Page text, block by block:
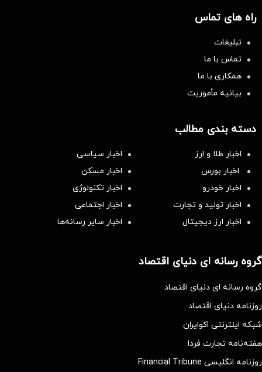
راه های تماس
تبلیغات
تماس با ما
همکاری با ما
بیانیه مأموریت
دسته بندی مطالب
اخبار طلا و ارز
اخبار سیاسی
اخبار بورس
اخبار مسکن
اخبار خودرو
اخبار تکنولوژی
اخبار تولید و تجارت
اخبار اجتماعی
اخبار ارز دیجیتال
اخبار سایر رسانه‌‌ها
گروه رسانه ای دنیای اقتصاد
گروه رسانه ای دنیای اقتصاد
روزنامه دنیای اقتصاد
شبکه اینترنتی اکوایران
هفته‌نامه تجارت فردا
روزنامه انگلیسی Financial Tribune